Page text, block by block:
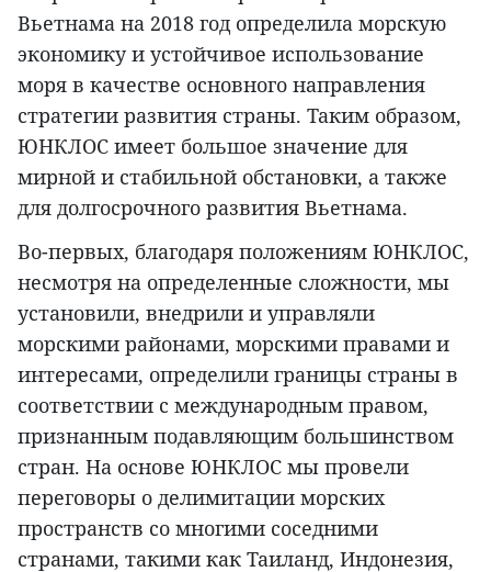
Вьетнама на 2018 год определила морскую
экономику и устойчивое использование
моря в качестве основного направления
стратегии развития страны. Таким образом,
ЮНКЛОС имеет большое значение для
мирной и стабильной обстановки, а также
для долгосрочного развития Вьетнама.
Во-первых, благодаря положениям ЮНКЛОС,
несмотря на определенные сложности, мы
установили, внедрили и управляли
морскими районами, морскими правами и
интересами, определили границы страны в
соответствии с международным правом,
признанным подавляющим большинством
стран. На основе ЮНКЛОС мы провели
переговоры о делимитации морских
пространств со многими соседними
странами, такими как Таиланд, Индонезия,